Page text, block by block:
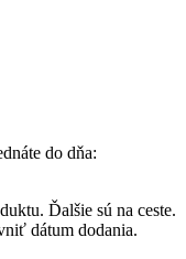
do dňa:
Ďalšie sú na ceste.
dátum dodania.